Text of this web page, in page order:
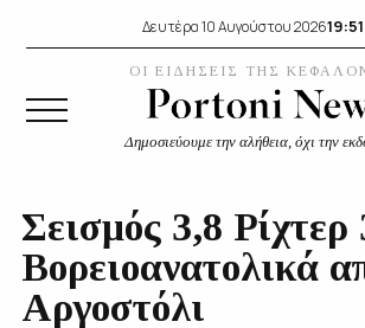
Δευτέρα 10 Αυγούστου 2026
ΟΙ ΕΙΔΗΣΕΙΣ ΤΗΣ
Δημοσιεύουμε την αλήθεια, όχι την
Σεισμός 3,8 Ρίχτερ
Βορειοανατολικά
Αργοστόλι